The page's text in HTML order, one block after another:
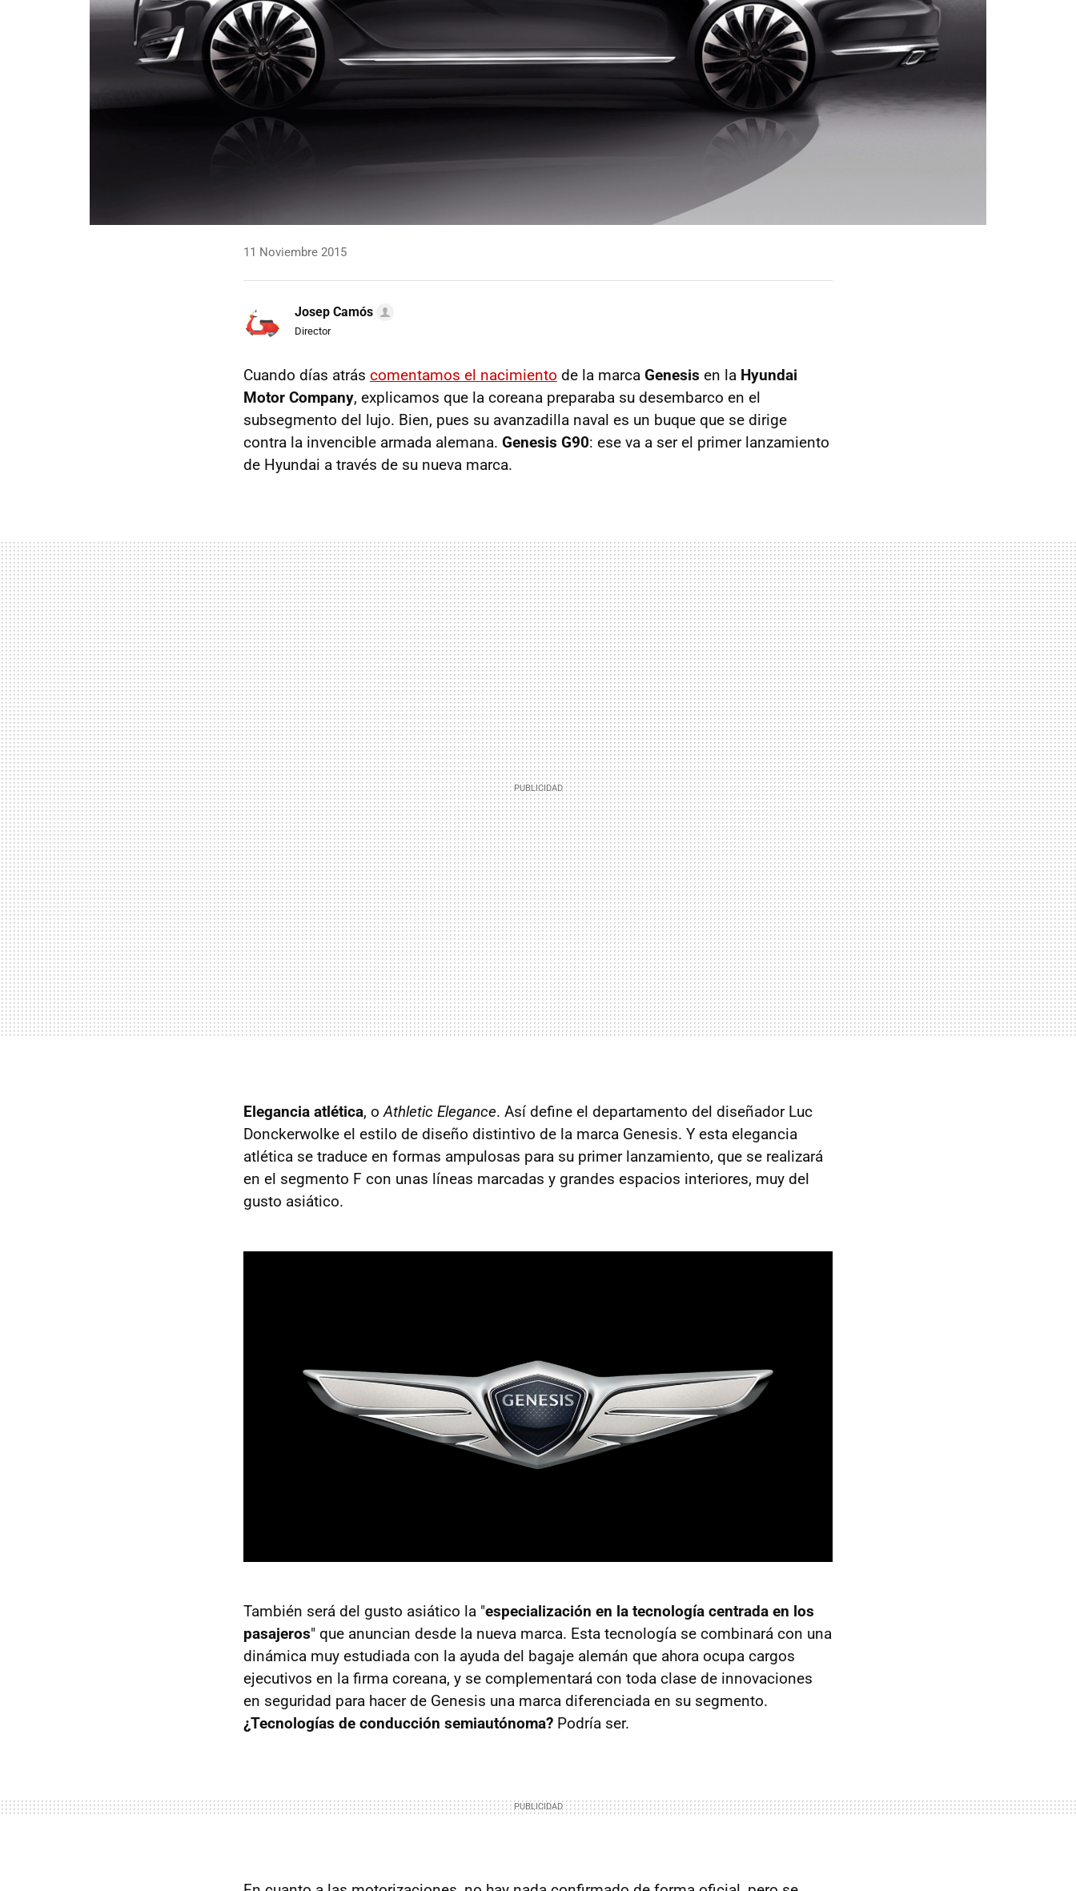
11 Noviembre 2015
Josep Camós
Director
Cuando días atrás comentamos el nacimiento de la marca Genesis en la Hyundai
Motor Company, explicamos que la coreana preparaba su desembarco en el
subsegmento del lujo. Bien, pues su avanzadilla naval es un buque que se dirige
contra la invencible armada alemana. Genesis G90: ese va a ser el primer lanzamiento
de Hyundai a través de su nueva marca.
Elegancia atlética, oAthletic Elegance. Así define el departamento del diseñador Luc
Donckerwolke el estilo de diseño distintivo de la marca Genesis. Y esta elegancia
atlética se traduce en formas ampulosas para su primer lanzamiento, que se realizará
en el segmento F con unas líneas marcadas y grandes espacios interiores, muy del
gusto asiático.
También será del gusto asiático la "especialización en la tecnología centrada en los
pasajeros" que anuncian desde la nueva marca. Esta tecnología se combinará con una
dinámica muy estudiada con la ayuda del bagaje alemán que ahora ocupa cargos
ejecutivos en la firma coreana, y se complementará con toda clase de innovaciones
en seguridad para hacer de Genesis una marca diferenciada en su segmento.
¿Tecnologías de conducción semiautónoma? Podría ser.